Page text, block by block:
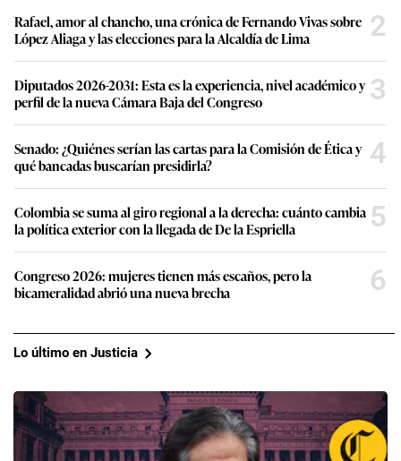
Rafael, amor al chancho, una crónica de Fernando Vivas sobre
López Aliaga y las elecciones para la Alcaldía de Lima
2
Diputados 2026-2031: Esta es la experiencia, nivel académico y
perfil de la nueva Cámara Baja del Congreso
3
Senado: ¿Quiénes serían las cartas para la Comisión de Ética y
qué bancadas buscarían presidirla?
4
Colombia se suma al giro regional a la derecha: cuánto cambia
la política exterior con la llegada de De la Espriella
5
Congreso 2026: mujeres tienen más escaños, pero la
bicameralidad abrió una nueva brecha
6
Lo último en Justicia